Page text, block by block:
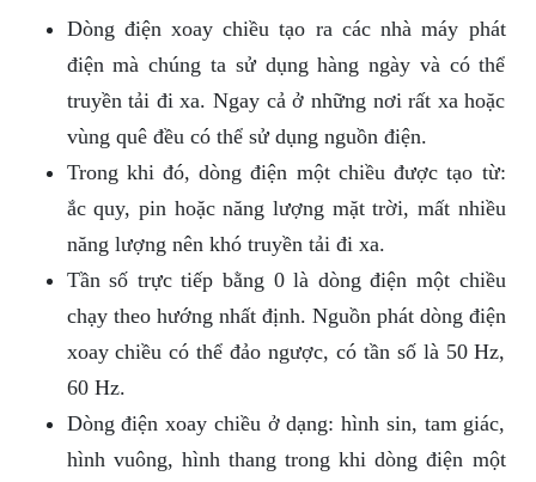
Dòng điện xoay chiều tạo ra các nhà máy phát
điện mà chúng ta sử dụng hàng ngày và có thể
truyền tải đi xa. Ngay cả ở những nơi rất xa hoặc
vùng quê đều có thể sử dụng nguồn điện.
Trong khi đó, dòng điện một chiều được tạo từ:
ắc quy, pin hoặc năng lượng mặt trời, mất nhiều
năng lượng nên khó truyền tải đi xa.
Tần số trực tiếp bằng 0 là dòng điện một chiều
chạy theo hướng nhất định. Nguồn phát dòng điện
xoay chiều có thể đảo ngược, có tần số là 50 Hz,
60 Hz.
Dòng điện xoay chiều ở dạng: hình sin, tam giác,
hình vuông, hình thang trong khi dòng điện một